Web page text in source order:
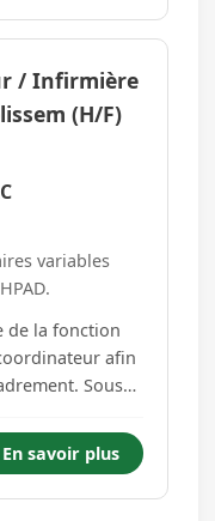
/ Infirmière
(H/F)
variables
de la fonction
afin
Sous
(infirmiers
En savoir plus